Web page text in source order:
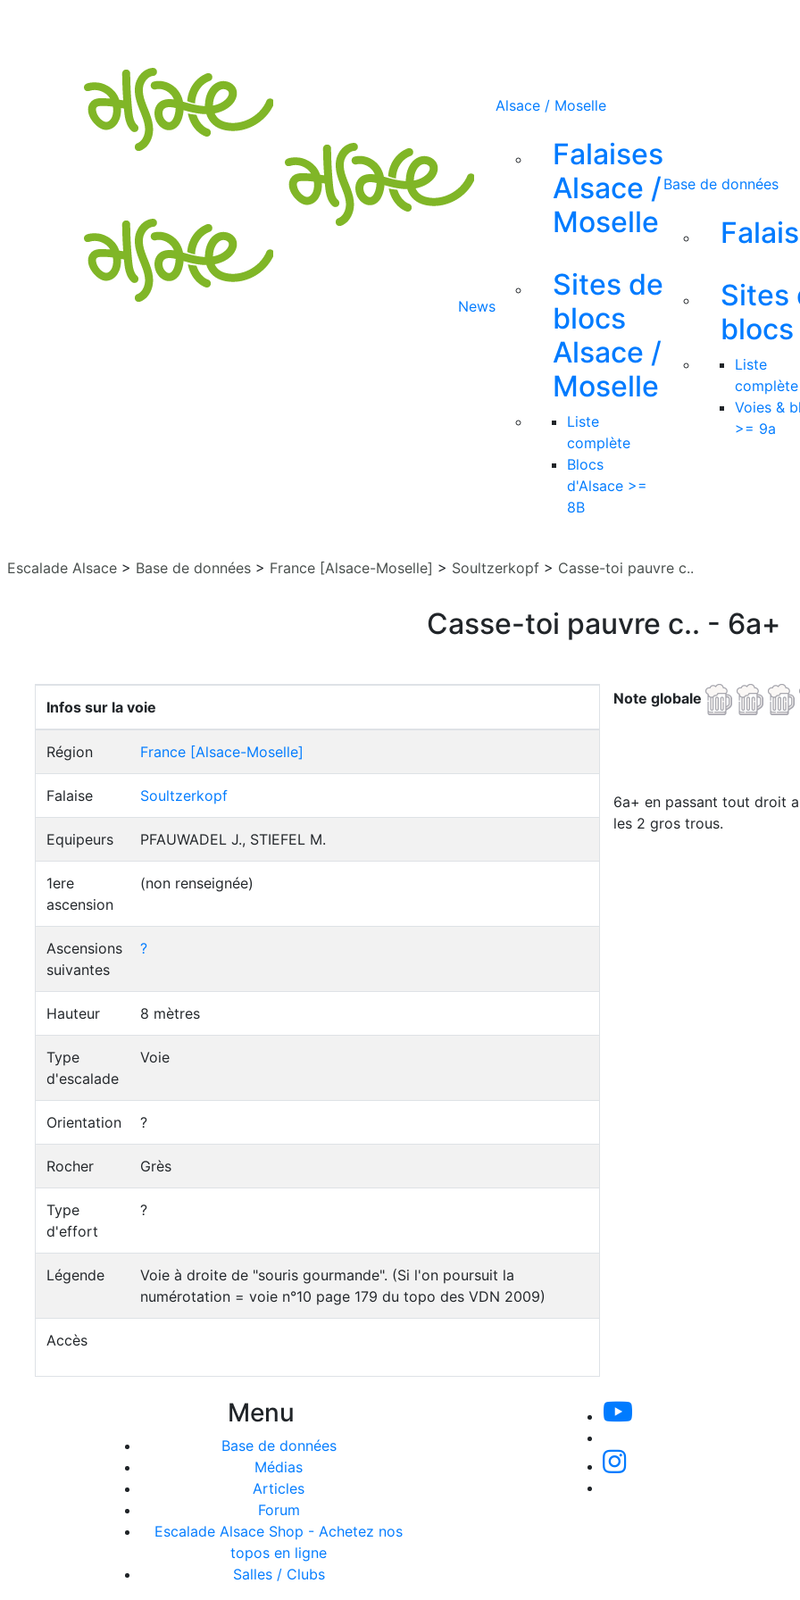
News
Alsace / Moselle
Falaises
Alsace /
Moselle
Sites de
blocs
Alsace /
Moselle
Liste
complète
Blocs
d'Alsace >=
8B
Base de données
Sites
blocs
Liste
complète
Voies &
>= 9a
Escalade Alsace > Base de données > France [Alsace-Moselle] > Soultzerkopf > Casse-toi pauvre c..
Casse-toi pauvre c.. - 6a+
Infos sur la voie
Région France [Alsace-Moselle]
Falaise Soultzerkopf
Equipeurs PFAUWADEL J., STIEFEL M.
1ere
ascension
(non renseignée)
Ascensions
suivantes
?
Hauteur 8 mètres
Type
d'escalade
Voie
Orientation ?
Rocher Grès
Type
d'effort
?
Légende
Voie à droite de "souris gourmande". (Si l'on poursuit la
numérotation = voie n°10 page 179 du topo des VDN 2009)
Accès
Note globale
6a+ en passant tout droit
les 2 gros trous.
Menu
Base de données
Médias
Articles
Forum
Escalade Alsace Shop - Achetez nos
topos en ligne
Salles / Clubs